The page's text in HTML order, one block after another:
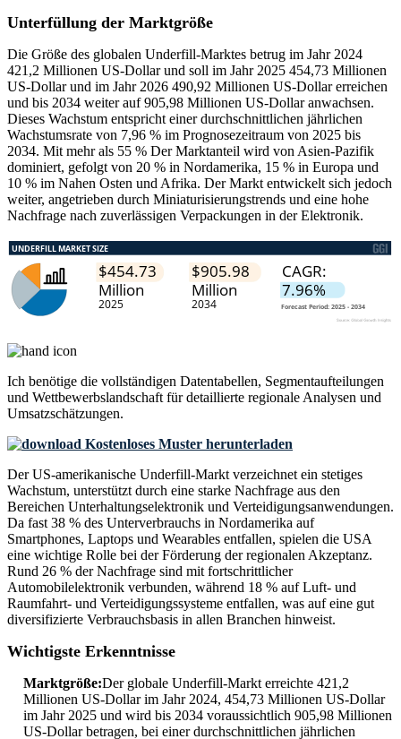
Unterfüllung der Marktgröße
Die Größe des globalen Underfill-Marktes betrug im Jahr 2024
421,2 Millionen US-Dollar und soll im Jahr 2025 454,73 Millionen
US-Dollar und im Jahr 2026 490,92 Millionen US-Dollar erreichen
und bis 2034 weiter auf 905,98 Millionen US-Dollar anwachsen.
Dieses Wachstum entspricht einer durchschnittlichen jährlichen
Wachstumsrate von 7,96 % im Prognosezeitraum von 2025 bis
2034. Mit mehr als 55 % Der Marktanteil wird von Asien-Pazifik
dominiert, gefolgt von 20 % in Nordamerika, 15 % in Europa und
10 % im Nahen Osten und Afrika. Der Markt entwickelt sich jedoch
weiter, angetrieben durch Miniaturisierungstrends und eine hohe
Nachfrage nach zuverlässigen Verpackungen in der Elektronik.
Ich benötige die vollständigen Datentabellen, Segmentaufteilungen
und Wettbewerbslandschaft für detaillierte regionale Analysen und
Umsatzschätzungen.
Kostenloses Muster herunterladen
Der US-amerikanische Underfill-Markt verzeichnet ein stetiges
Wachstum, unterstützt durch eine starke Nachfrage aus den
Bereichen Unterhaltungselektronik und Verteidigungsanwendungen.
Da fast 38 % des Unterverbrauchs in Nordamerika auf
Smartphones, Laptops und Wearables entfallen, spielen die USA
eine wichtige Rolle bei der Förderung der regionalen Akzeptanz.
Rund 26 % der Nachfrage sind mit fortschrittlicher
Automobilelektronik verbunden, während 18 % auf Luft- und
Raumfahrt- und Verteidigungssysteme entfallen, was auf eine gut
diversifizierte Verbrauchsbasis in allen Branchen hinweist.
Wichtigste Erkenntnisse
Marktgröße:Der globale Underfill-Markt erreichte 421,2
Millionen US-Dollar im Jahr 2024, 454,73 Millionen US-Dollar
im Jahr 2025 und wird bis 2034 voraussichtlich 905,98 Millionen
US-Dollar betragen, bei einer durchschnittlichen jährlichen